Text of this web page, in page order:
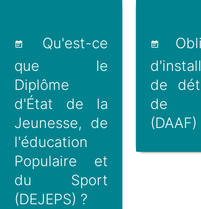
Qu'est-ce
que le
Diplôme
d'État de la
Jeunesse, de
l'éducation
Populaire et
du Sport
(DEJEPS) ?
de
de
(DAAF)